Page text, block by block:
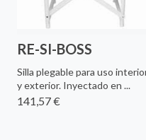
RE-SI-BOSS
Silla plegable para uso
y exterior. Inyectado en ...
141,57 €